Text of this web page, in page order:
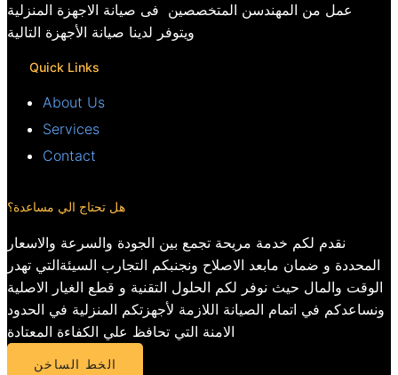
عمل من المهندسن المتخصصين فى صيانة الاجهزة المنزلية
ويتوفر لدينا صيانة الأجهزة التالية
Quick Links
About Us
Services
Contact
هل تحتاج الي مساعدة؟
نقدم لكم خدمة مريحة تجمع بين الجودة والسرعة والاسعار
المحددة و ضمان مابعد الاصلاح ونجنبكم التجارب السيئةالتي تهدر
الوقت والمال حيث نوفر لكم الحلول التقنية و قطع الغيار الاصلية
ونساعدكم في اتمام الصيانة اللازمة لأجهزتكم المنزلية في الحدود
الامنة التي تحافظ علي الكفاءة المعتادة
الخط الساخن